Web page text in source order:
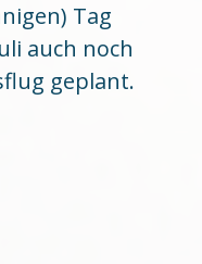
Tag
auch noch
geplant.